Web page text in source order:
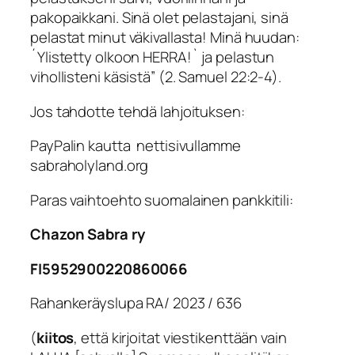
pakopaikkani. Sinä olet pelastajani, sinä
pelastat minut väkivallasta! Minä huudan:
´Ylistetty olkoon HERRA!` ja pelastun
vihollisteni käsistä” (2. Samuel 22:2-4).
Jos tahdotte tehdä lahjoituksen:
PayPalin kautta nettisivullamme
sabraholyland.org
Paras vaihtoehto suomalainen pankkitili:
Chazon Sabra ry
FI5952900220860066
Rahankeräyslupa RA/ 2023 / 636
(kiitos, että kirjoitat viestikenttään vain